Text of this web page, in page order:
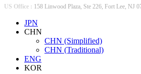
US Office : 158 Linwood Plaza, Ste 226, Fort Lee, NJ
JPN
CHN
CHN (Simplified)
CHN (Traditional)
ENG
KOR